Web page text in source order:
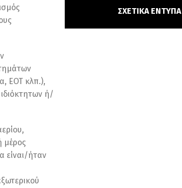
ΕΟΤ κλπ.),
ή/
μέρος
είναι/ήταν
ΣΧΕΤΙΚΑ ΕΝΤΥΠΑ